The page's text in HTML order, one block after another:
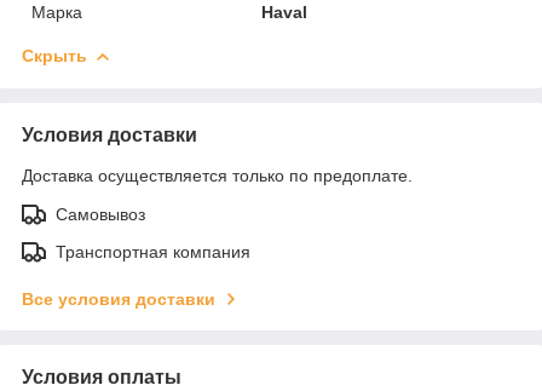
Марка
Haval
Скрыть
Условия доставки
Доставка осуществляется только по предоплате.
Самовывоз
Транспортная компания
Все условия доставки
Условия оплаты